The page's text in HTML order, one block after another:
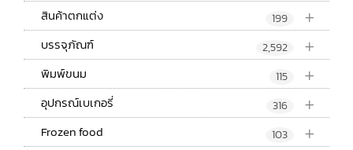
+
สินค้าตกแต่ง 199
+
บรรจุภัณฑ์ 2,592
+
พิมพ์ขนม 115
+
อุปกรณ์เบเกอรี่ 316
+
Frozen food 103